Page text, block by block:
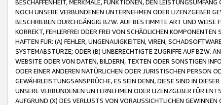
BESCHAFFENHEIT, MERKMALE, FUNKTIONEN, DEN
NOCH UNSERE VERBUNDENEN UNTERNEHMEN ODER LIZENZGEBER
BESCHRIEBEN DURCHGÄNGIG BZW. AUF BESTIMMTE ART UND
KORREKT, FEHLERFREI ODER FREI VON SCHÄDLICHEN
HAFTEN FÜR: (A) FEHLER, UNGENAUIGKEITEN, VIREN,
SYSTEMABSTÜRZE; ODER (B) UNBERECHTIGTE ZUGRIFFE AUF BZW.
WEBSITE ODER VON DATEN, BILDERN, TEXTEN ODER SONSTIGEN
ODER EINER ANDEREN NATÜRLICHEN ODER JURISTISCHEN PERSON
GEWÄHRLEISTUNGSANSPRÜCHE, ES SEIN DENN, DIESE SIND IN
UNSERE VERBUNDENEN UNTERNEHMEN ODER LIZENZGEBER FÜR
AUFGRUND (X) DES VERLUSTS VON VORAUSSICHTLICHEN